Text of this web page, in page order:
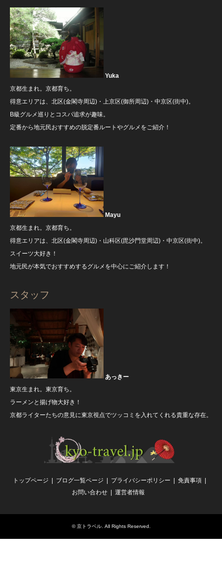
Yuka
京都生まれ。京都育ち。
得意エリアは、北区(金閣寺周辺)・上京区(御所周辺)・中京区(街中)。
B級グルメ巡りとコスパ追求が趣味。
定番から地元民おすすめの脱定番ルートやグルメをご紹介！
Mayu
京都生まれ。京都育ち。
得意エリアは、北区(金閣寺周辺)・山科区(毘沙門堂周辺)・中京区(街中)。
スイーツ大好き！
地元民が本気でおすすめするグルメを中心にご紹介します！
スタッフ
あっきー
東京生まれ。東京育ち。
ラーメンと揚げ物大好き！
京都ライターたちの意見に東京視点でツッコミを入れてくれる貴重な存在。
トップページ ブログ一覧ページ プライバシーポリシー
免責事項
お問い合わせ
運営者情報
©京トラベル. All Rights Reserved.